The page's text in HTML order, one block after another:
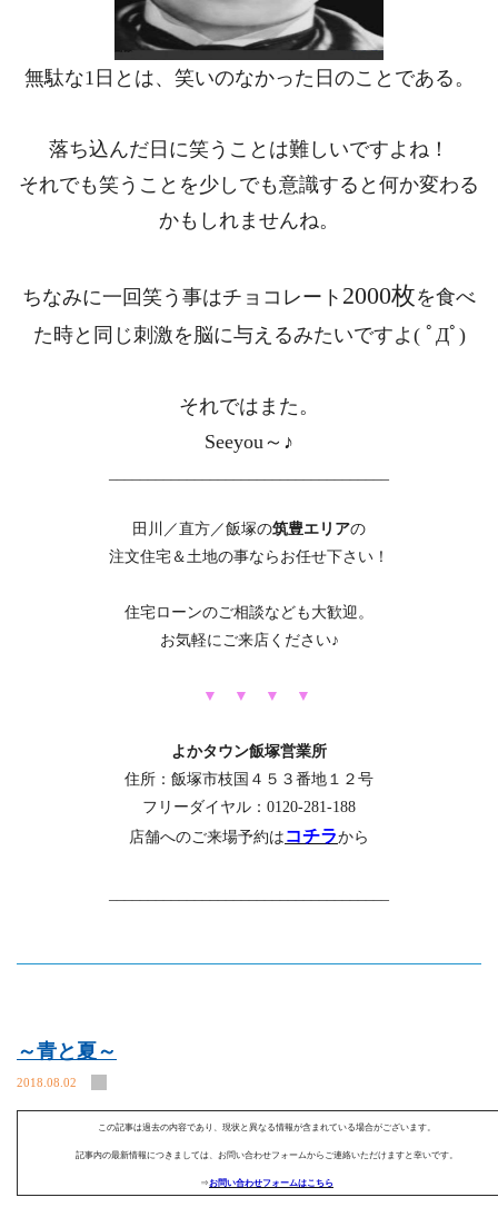
無駄な1日とは、笑いのなかった日のことである。
落ち込んだ日に笑うことは難しいですよね！
それでも笑うことを少しでも意識すると何か変わる
かもしれませんね。
ちなみに一回笑う事はチョコレート 2000枚を食べ
た時と同じ刺激を脳に与えるみたいですよ( ﾟДﾟ)
それではまた。
Seeyou～♪
田川／直方／飯塚の筑豊エリアの
注文住宅＆土地の事ならお任せ下さい！
住宅ローンのご相談なども大歓迎。
お気軽にご来店ください♪
▼ ▼ ▼ ▼
よかタウン飯塚営業所
住所：飯塚市枝国４５３番地１２号
フリーダイヤル：0120-281-188
店舗へのご来場予約は コチラから
～青と夏～
2018.08.02
この記事は過去の内容であり、現状と異なる情報が含まれている場合がございます。
記事内の最新情報につきましては、お問い合わせフォームからご連絡いただけますと幸いです。
⇒お問い合わせフォームはこちら